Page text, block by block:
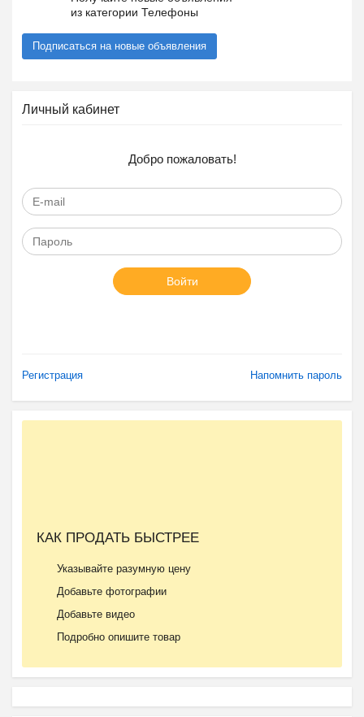
из категории Телефоны
Подписаться на новые объявления
Личный кабинет
Добро пожаловать!
Войти
Регистрация Напомнить пароль
КАК ПРОДАТЬ БЫСТРЕЕ
Указывайте разумную цену
Добавьте фотографии
Добавьте видео
Подробно опишите товар